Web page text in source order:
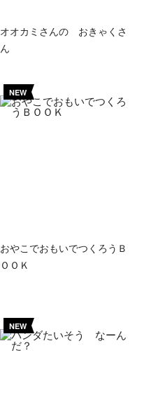
オオカミさんの おきゃくさ
ん
NEW
おやこでおもいでつくろうＢ
ＯＯＫ
NEW